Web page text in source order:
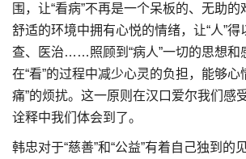
围，让“看病”不再是一个呆板的、无助的
舒适的环境中拥有心悦的情绪，让“人”
查、医治……照顾到“病人”一切的思想和
在“看”的过程中减少心灵的负担，能够心
痛”的烦扰。这一原则在汉口爱尔我们感
诠释中我们体会到了。
韩忠对于“慈善”和“公益”有着自己独到的